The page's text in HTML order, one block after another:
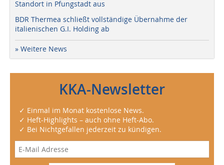
Standort in Pfungstadt aus
BDR Thermea schließt vollständige Übernahme der
italienischen G.I. Holding ab
» Weitere News
KKA-Newsletter
✓ Einmal im Monat kostenlose News.
✓ Heft-Highlights – auch ohne Heft-Abo.
✓ Bei Nichtgefallen jederzeit zu kündigen.